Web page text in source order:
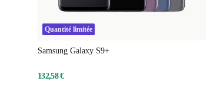
Quantité limitée
Samsung Galaxy S9+
132,58 €